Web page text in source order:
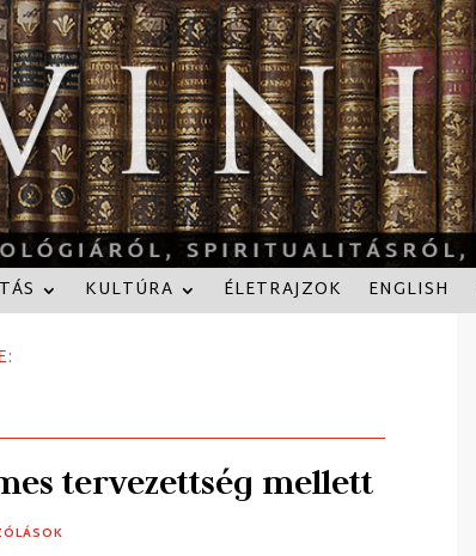
KULTÚRA ÉLETRAJZOK ENGLISH
tervezettség mellett